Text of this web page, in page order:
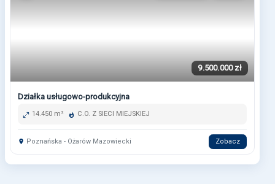
9.500.000 zł
Działka usługowo-produkcyjna
14.450 m² C.O. Z SIECI MIEJSKIEJ
Poznańska - Ożarów Mazowiecki Zobacz